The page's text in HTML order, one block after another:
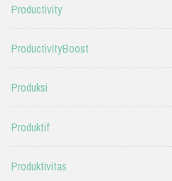
Productivity
ProductivityBoost
Produksi
Produktif
Produktivitas